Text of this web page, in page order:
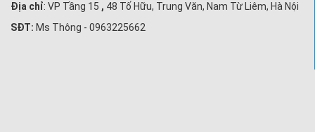
Địa chỉ: VP Tầng 15 , 48 Tố Hữu, Trung Văn, Nam Từ Liêm, Hà Nội
SĐT: Ms Thông - 0963225662